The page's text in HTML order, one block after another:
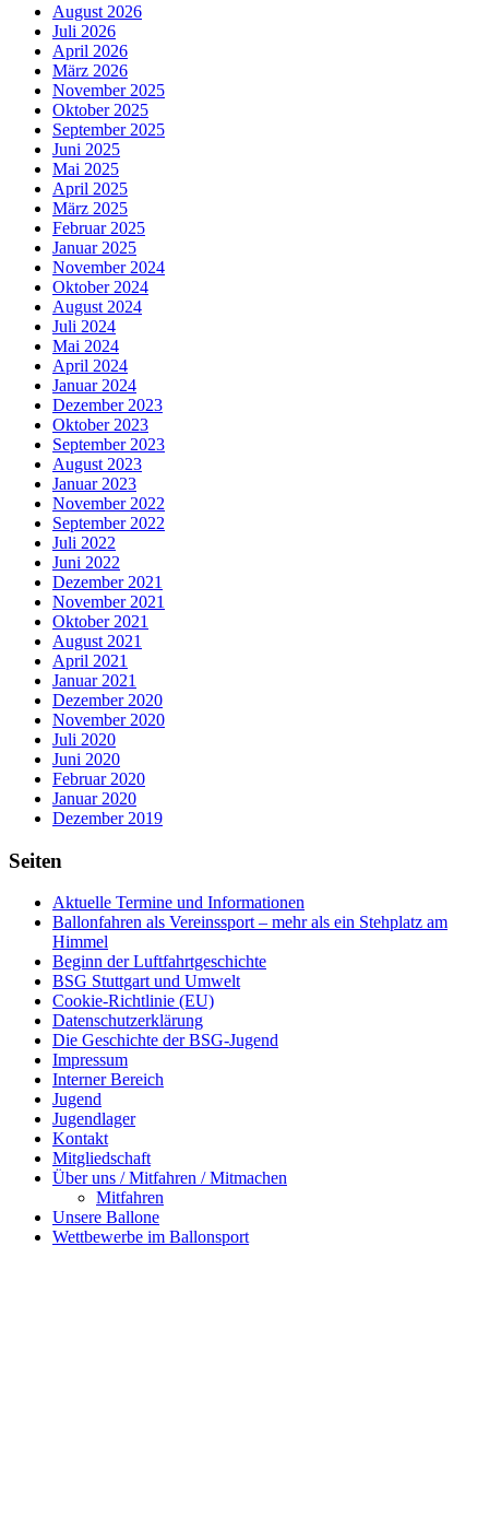
August 2026
Juli 2026
April 2026
März 2026
November 2025
Oktober 2025
September 2025
Juni 2025
Mai 2025
April 2025
März 2025
Februar 2025
Januar 2025
November 2024
Oktober 2024
August 2024
Juli 2024
Mai 2024
April 2024
Januar 2024
Dezember 2023
Oktober 2023
September 2023
August 2023
Januar 2023
November 2022
September 2022
Juli 2022
Juni 2022
Dezember 2021
November 2021
Oktober 2021
August 2021
April 2021
Januar 2021
Dezember 2020
November 2020
Juli 2020
Juni 2020
Februar 2020
Januar 2020
Dezember 2019
Seiten
Aktuelle Termine und Informationen
Ballonfahren als Vereinssport – mehr als ein Stehplatz am
Himmel
Beginn der Luftfahrtgeschichte
BSG Stuttgart und Umwelt
Cookie-Richtlinie (EU)
Datenschutzerklärung
Die Geschichte der BSG-Jugend
Impressum
Interner Bereich
Jugend
Jugendlager
Kontakt
Mitgliedschaft
Über uns / Mitfahren / Mitmachen
Mitfahren
Unsere Ballone
Wettbewerbe im Ballonsport